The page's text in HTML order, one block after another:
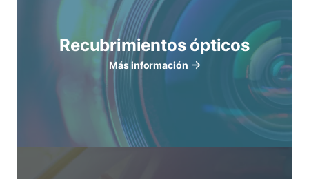
Recubrimientos ópticos
Más información